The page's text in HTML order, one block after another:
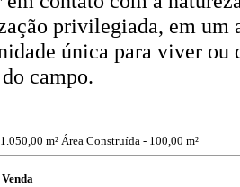
privilegiada, em um
única para viver ou
campo.
m² Área Construída - 100,00 m²